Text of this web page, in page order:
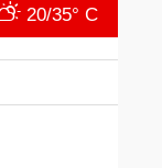
20/35° C